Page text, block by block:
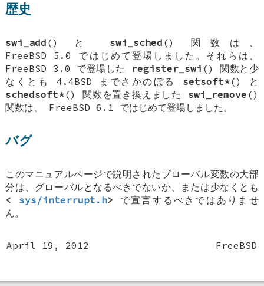
歴史
swi_add () と swi_sched () 関数は、
FreeBSD 5.0
ではじめて登場しました。それらは、
FreeBSD 3.0 で登場した register_swi () 関数と少
なくとも 4.4BSD までさかのぼる setsoft*() と
schedsoft*() 関数を置き換えました swi_remove ()
関数は、 FreeBSD 6.1 ではじめて登場しました。
バグ
このマニュアルページで説明されたブローバル変数の大部
分は、グローバルとなるべきでないか、または少なくとも
< sys/interrupt.h> で宣言するべきではありませ
ん。
April 19, 2012 FreeBSD